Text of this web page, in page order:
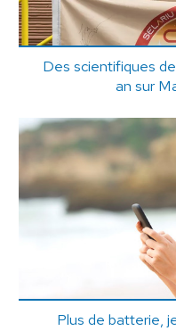
Des scientifiques
an sur
Plus de batterie,